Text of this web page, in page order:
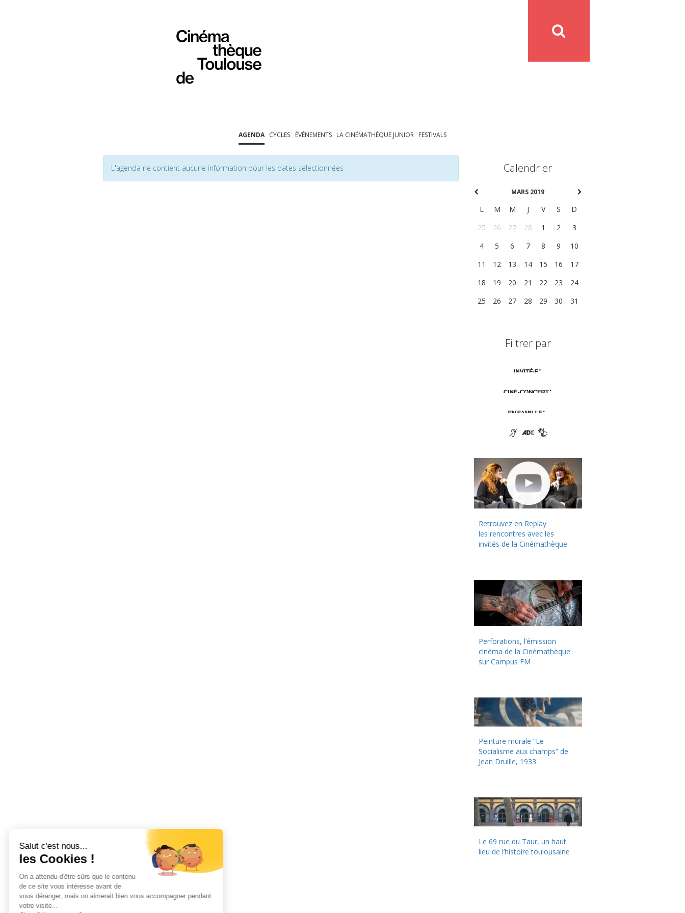
AGENDA CYCLES ÉVÉNEMENTS LA CINÉMATHÈQUE JUNIOR FESTIVALS
L'agenda ne contient aucune information pour les dates selectionnées Calendrier
MARS 2019
L M M J V S
D
25
26 27 28 1 2
3
4
5 6 7 8 9
10
11
12 13 14 15 16
17
18
19 20 21 22 23
24
25
26 27 28 29 30 31
Filtrer par
Retrouvez en Replay
les rencontres avec les
invités de la Cinémathèque
Perforations, l’émission
cinéma de la Cinémathèque
sur Campus FM
Peinture murale “Le
Socialisme aux champs” de
Jean Druille, 1933
Le 69 rue du Taur, un haut
lieu de l’histoire toulousaine